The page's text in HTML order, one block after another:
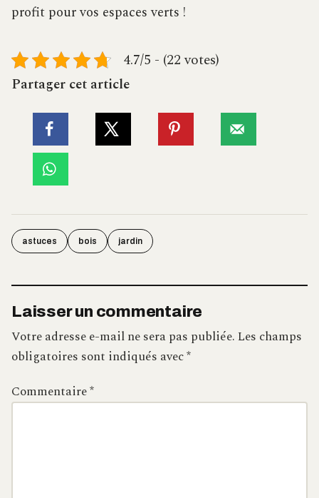
profit pour vos espaces verts !
4.7/5 - (22 votes)
Partager cet article
astuces bois jardin
Laisser un commentaire
Votre adresse e-mail ne sera pas publiée.Les champs
obligatoires sont indiqués avec*
Commentaire*